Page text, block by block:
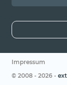
Impressum
© 2008 - 2026 -